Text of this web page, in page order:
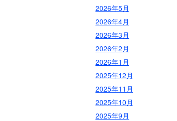
2026年5月
2026年4月
2026年3月
2026年2月
2026年1月
2025年12月
2025年11月
2025年10月
2025年9月